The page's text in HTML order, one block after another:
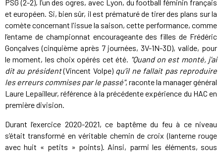
PSG (2-2), l’un des ogres, avec Lyon, du football féminin français
et européen. Si, bien sûr, il est prématuré de tirer des plans sur la
comète concernant l'issue la saison, cette performance, comme
l’entame de championnat encourageante des filles de Frédéric
Gonçalves (cinquième après 7 journées, 3V-1N-3D), valide, pour
le moment, les choix opérés cet été. "Quand on est monté, j’ai
dit au président(Vincent Volpe)qu’il ne fallait pas reproduire
les erreurs commises par le passé", raconte la manager général
Laure Lepailleur, référence à la précédente expérience du HAC en
première division.
Durant l’exercice 2020-2021, ce baptême du feu à ce niveau
s’était transformé en véritable chemin de croix (lanterne rouge
avec huit « petits » points). Ainsi, parmi les éléments, sous